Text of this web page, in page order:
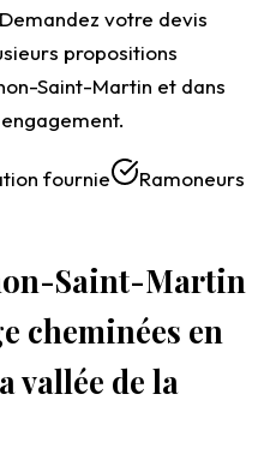
votre devis
propositions
Saint-Martin et dans
fournie
Ramoneurs
Saint-Martin
cheminées en
vallée de la